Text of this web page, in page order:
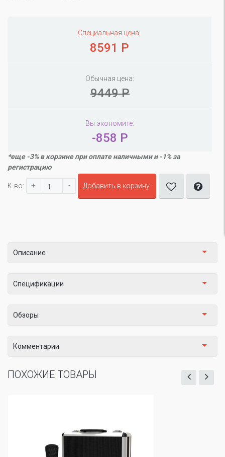
Специальная цена:
8591 Р
Обычная цена:
9449 Р
Вы экономите:
-858 Р
*еще -3% в корзине при оплате наличными и -1% за
регистрацию
К-во: + - Добавить в корзину
Описание
Спецификации
Обзоры
Комментарии
ПОХОЖИЕ ТОВАРЫ